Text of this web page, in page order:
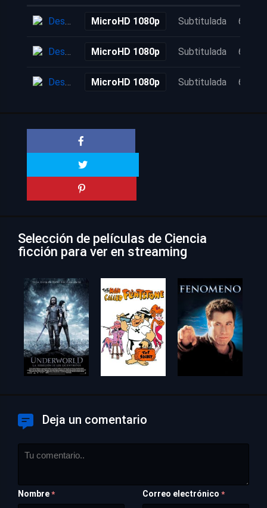
Descarga MicroHD 1080p Subtitulada 6 años
Descarga MicroHD 1080p Subtitulada 6 años
Descarga MicroHD 1080p Subtitulada 6 años
Selección de películas de Ciencia
ficción para ver en streaming
Deja un comentario
Nombre * Correo electrónico *